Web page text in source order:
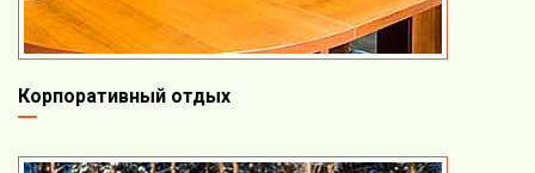
Корпоративный отдых